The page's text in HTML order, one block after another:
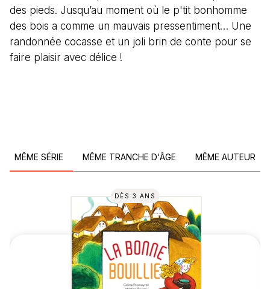
des pieds. Jusqu’au moment où le p'tit bonhomme
des bois a comme un mauvais pressentiment… Une
randonnée cocasse et un joli brin de conte pour se
faire plaisir avec délice !
MÊME SÉRIE MÊME TRANCHE D'ÂGE MÊME AUTEUR
DÈS 3 ANS